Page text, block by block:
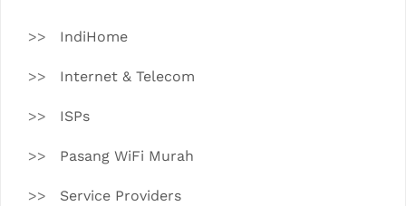
IndiHome
Internet & Telecom
ISPs
Pasang WiFi Murah
Service Providers